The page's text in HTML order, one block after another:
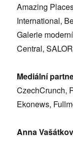
Amazing
International,
Galerie
Central,
Mediální
CzechCrunch,
Ekonews,
Anna